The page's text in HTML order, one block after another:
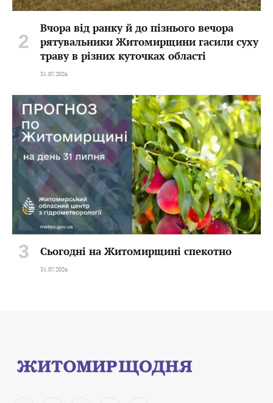
Вчора від ранку й до пізнього вечора
рятувальники Житомирщини гасили суху
траву в різних куточках області
31.07.2026
Сьогодні на Житомирщині спекотно
31.07.2026